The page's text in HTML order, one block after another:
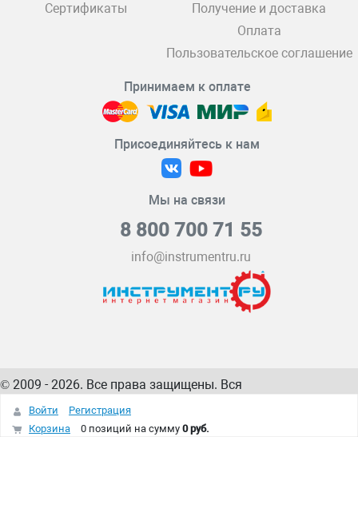
Сертификаты
Получение и доставка
Оплата
Пользовательское соглашение
Принимаем к оплате
Присоединяйтесь к нам
Мы на связи
8 800 700 71 55
info@instrumentru.ru
© 2009 - 2026. Все права защищены. Вся
информация на сайте – собственность
интернет-магазина
Войти
Регистрация
Корзина
0 позиций на сумму 0 руб.